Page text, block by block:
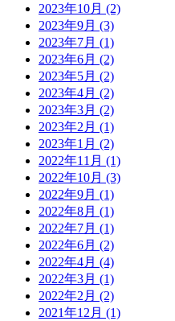
2023年10月 (2)
2023年9月 (3)
2023年7月 (1)
2023年6月 (2)
2023年5月 (2)
2023年4月 (2)
2023年3月 (2)
2023年2月 (1)
2023年1月 (2)
2022年11月 (1)
2022年10月 (3)
2022年9月 (1)
2022年8月 (1)
2022年7月 (1)
2022年6月 (2)
2022年4月 (4)
2022年3月 (1)
2022年2月 (2)
2021年12月 (1)